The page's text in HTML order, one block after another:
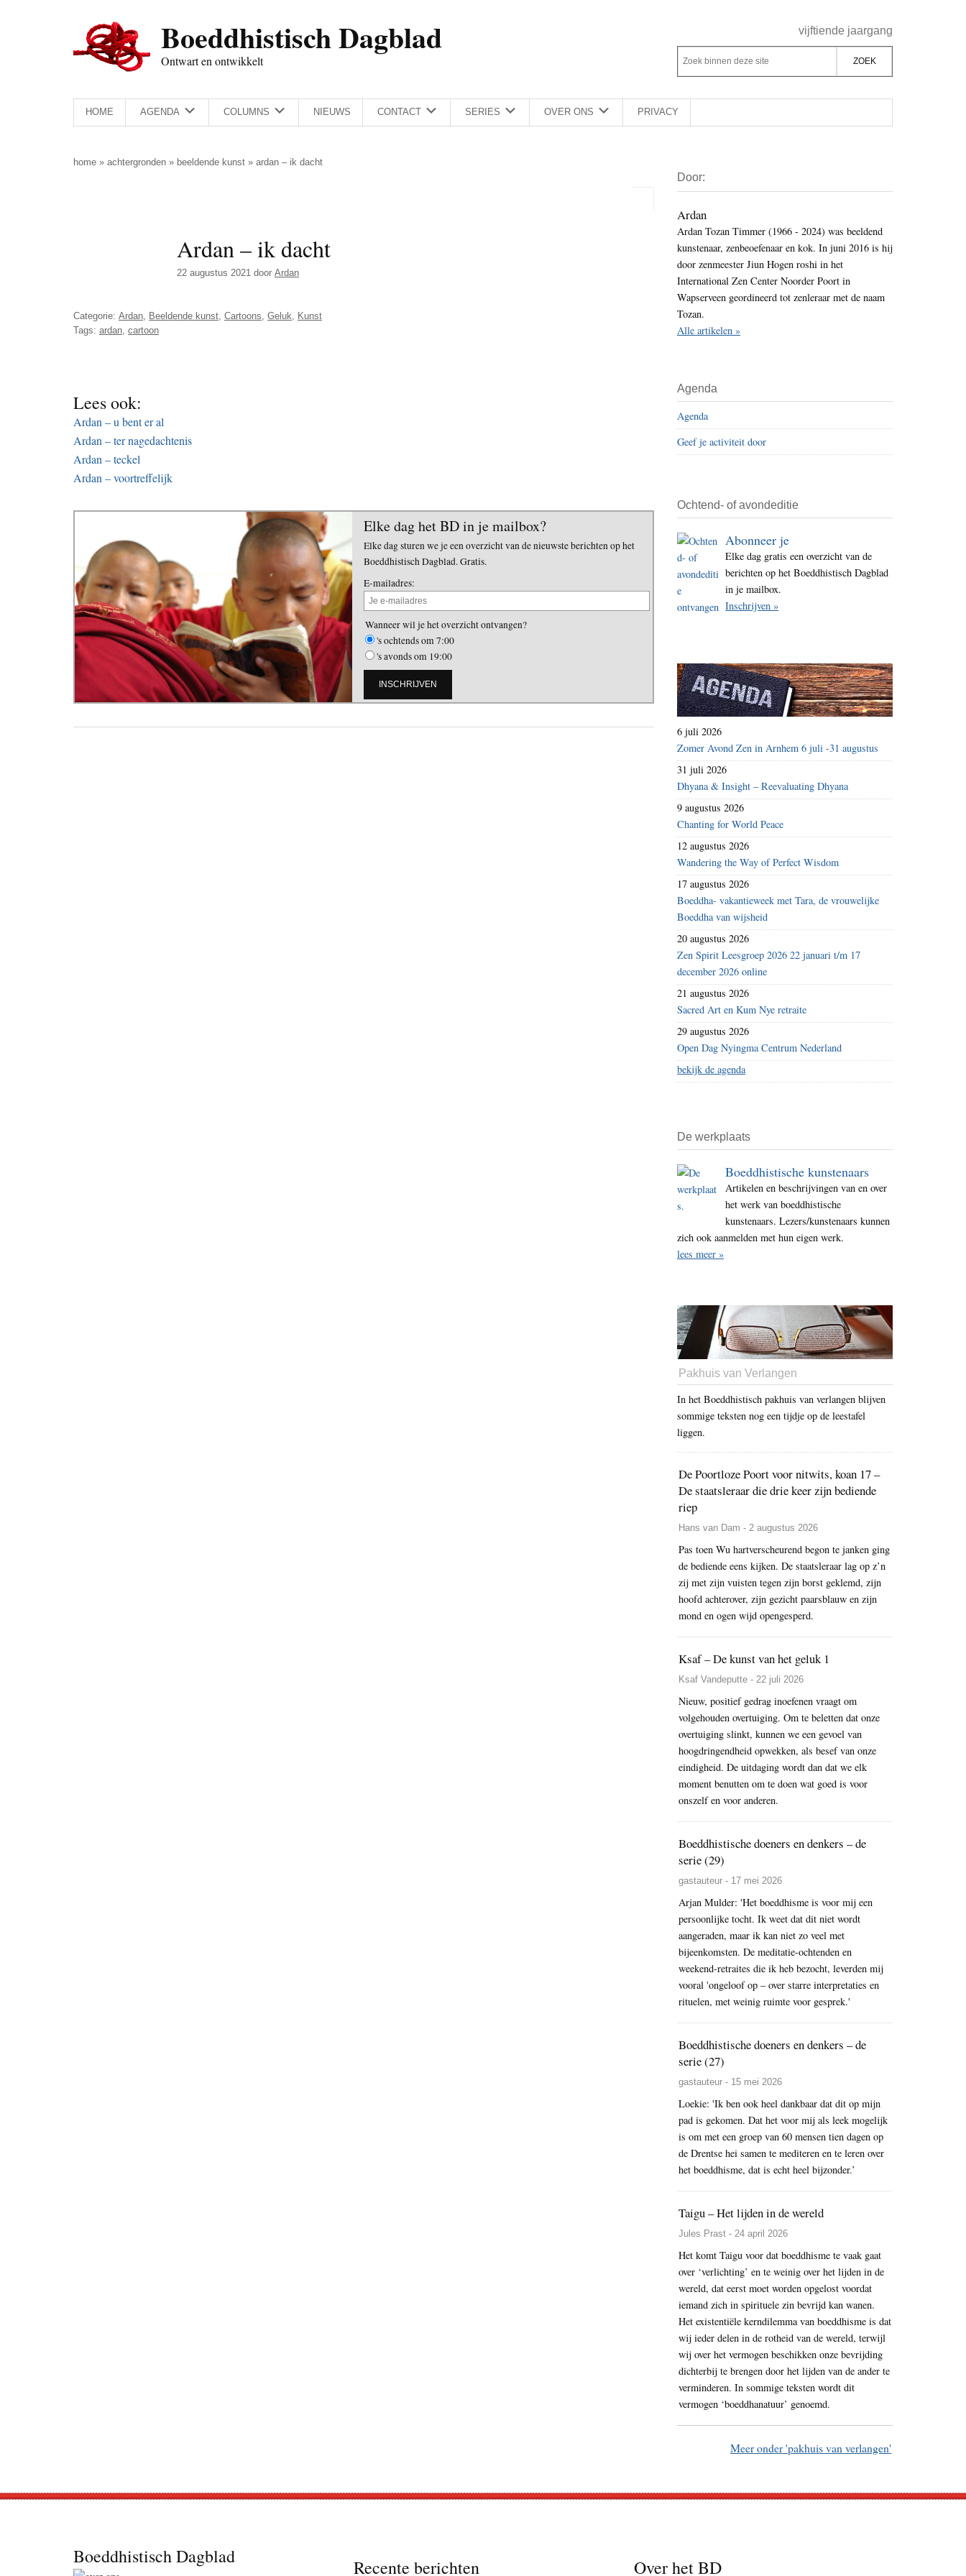
Boeddhistisch Dagblad
Ontwart en ontwikkelt
Rechts
vijftiende jaargang
Z
o
e
k
d
e
z
e
s
i
t
e
Z
o
k
b
n
n
d
e
z
e
s
i
HOME AGENDA COLUMNS NIEUWS CONTACT SERIES OVER ONS PRIVACY
home » achtergronden » beeldende kunst » ardan – ik dacht
Ardan – ik dacht
22 augustus 2021 door Ardan
Categorie: Ardan, Beeldende kunst, Cartoons, Geluk, Kunst
Tags: ardan, cartoon
Lees ook:
Ardan – u bent er al
Ardan – ter nagedachtenis
Ardan – teckel
Ardan – voortreffelijk
Elke dag het BD in je mailbox?
Elke dag sturen we je een overzicht van de nieuwste berichten op het
Boeddhistisch Dagblad. Gratis.
E-mailadres:
Wanneer wil je het overzicht ontvangen?
's ochtends om 7:00
's avonds om 19:00
Sidebar
Door:
Ardan
Ardan Tozan Timmer (1966 - 2024) was beeldend
kunstenaar, zenbeoefenaar en kok. In juni 2016 is hij
door zenmeester Jiun Hogen roshi in het
International Zen Center Noorder Poort in
Wapserveen geordineerd tot zenleraar met de naam
Tozan.
Alle artikelen »
Agenda
Agenda
Geef je activiteit door
Ochtend- of avondeditie
Abonneer je
Elke dag gratis een overzicht van de
berichten op het Boeddhistisch Dagblad
in je mailbox.
Inschrijven »
6 juli 2026
Zomer Avond Zen in Arnhem 6 juli -31 augustus
31 juli 2026
Dhyana & Insight – Reevaluating Dhyana
9 augustus 2026
Chanting for World Peace
12 augustus 2026
Wandering the Way of Perfect Wisdom
17 augustus 2026
Boeddha- vakantieweek met Tara, de vrouwelijke
Boeddha van wijsheid
20 augustus 2026
Zen Spirit Leesgroep 2026 22 januari t/m 17
december 2026 online
21 augustus 2026
Sacred Art en Kum Nye retraite
29 augustus 2026
Open Dag Nyingma Centrum Nederland
bekijk de agenda
De werkplaats
Boeddhistische kunstenaars
Artikelen en beschrijvingen van en over
het werk van boeddhistische
kunstenaars. Lezers/kunstenaars kunnen
zich ook aanmelden met hun eigen werk.
lees meer »
Pakhuis van Verlangen
In het Boeddhistisch pakhuis van verlangen blijven
sommige teksten nog een tijdje op de leestafel
liggen.
De Poortloze Poort voor nitwits, koan 17 –
De staatsleraar die drie keer zijn bediende
riep
Hans van Dam - 2 augustus 2026
Pas toen Wu hartverscheurend begon te janken ging
de bediende eens kijken. De staatsleraar lag op z’n
zij met zijn vuisten tegen zijn borst geklemd, zijn
hoofd achterover, zijn gezicht paarsblauw en zijn
mond en ogen wijd opengesperd.
Ksaf – De kunst van het geluk 1
Ksaf Vandeputte - 22 juli 2026
Nieuw, positief gedrag inoefenen vraagt om
volgehouden overtuiging. Om te beletten dat onze
overtuiging slinkt, kunnen we een gevoel van
hoogdringendheid opwekken, als besef van onze
eindigheid. De uitdaging wordt dan dat we elk
moment benutten om te doen wat goed is voor
onszelf en voor anderen.
Boeddhistische doeners en denkers – de
serie (29)
gastauteur - 17 mei 2026
Arjan Mulder: 'Het boeddhisme is voor mij een
persoonlijke tocht. Ik weet dat dit niet wordt
aangeraden, maar ik kan niet zo veel met
bijeenkomsten. De meditatie-ochtenden en
weekend-retraites die ik heb bezocht, leverden mij
vooral 'ongeloof op – over starre interpretaties en
rituelen, met weinig ruimte voor gesprek.'
Boeddhistische doeners en denkers – de
serie (27)
gastauteur - 15 mei 2026
Loekie: 'Ik ben ook heel dankbaar dat dit op mijn
pad is gekomen. Dat het voor mij als leek mogelijk
is om met een groep van 60 mensen tien dagen op
de Drentse hei samen te mediteren en te leren over
het boeddhisme, dat is echt heel bijzonder.’
Taigu – Het lijden in de wereld
Jules Prast - 24 april 2026
Het komt Taigu voor dat boeddhisme te vaak gaat
over ‘verlichting’ en te weinig over het lijden in de
wereld, dat eerst moet worden opgelost voordat
iemand zich in spirituele zin bevrijd kan wanen.
Het existentiële kerndilemma van boeddhisme is dat
wij ieder delen in de rotheid van de wereld, terwijl
wij over het vermogen beschikken onze bevrijding
dichterbij te brengen door het lijden van de ander te
verminderen. In sommige teksten wordt dit
vermogen ‘boeddhanatuur’ genoemd.
Meer onder 'pakhuis van verlangen'
Boeddhistisch Dagblad Recente berichten Over het BD